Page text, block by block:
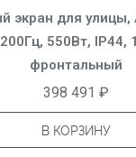
экран для улицы,
550Вт, IP44,
фронтальный
398 491 ₽
В КОРЗИНУ